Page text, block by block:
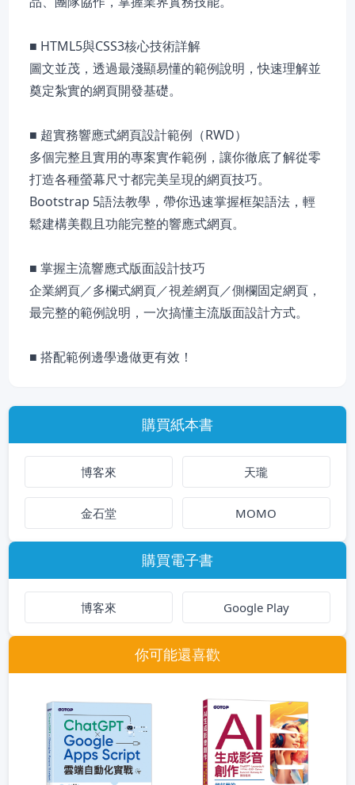
■ HTML5與CSS3核心技術詳解
圖文並茂，透過最淺顯易懂的範例說明，快速理解並
奠定紮實的網頁開發基礎。
■ 超實務響應式網頁設計範例（RWD）
多個完整且實用的專案實作範例，讓你徹底了解從零
打造各種螢幕尺寸都完美呈現的網頁技巧。
Bootstrap 5語法教學，帶你迅速掌握框架語法，輕
鬆建構美觀且功能完整的響應式網頁。
■ 掌握主流響應式版面設計技巧
企業網頁／多欄式網頁／視差網頁／側欄固定網頁，
最完整的範例說明，一次搞懂主流版面設計方式。
■ 搭配範例邊學邊做更有效！
購買紙本書
博客來 天瓏
金石堂 MOMO
購買電子書
博客來 Google Play
你可能還喜歡